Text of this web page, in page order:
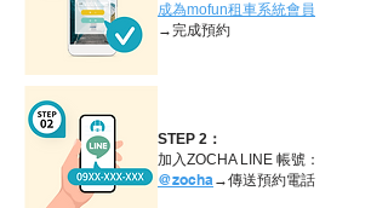
成為mofun租車系統會員
→完成預約
STEP 2：
加入ZOCHA LINE 帳號：
@zocha→傳送預約電話